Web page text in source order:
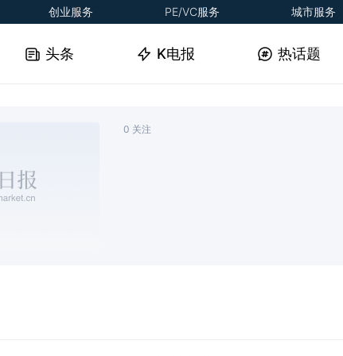
创业服务 PE/VC服务 城市服务
头条 K电报 热话题
0 关注